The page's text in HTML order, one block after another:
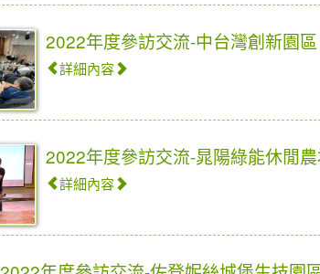
2022年度參訪交流-中台灣創新園區
詳細內容
2022年度參訪交流-晁陽綠能休閒
詳細內容